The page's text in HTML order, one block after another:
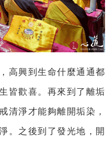
高興到生命什麼通通都
皆歡喜。再來到了離垢
清淨才能夠離開垢染，
。之後到了發光地，開